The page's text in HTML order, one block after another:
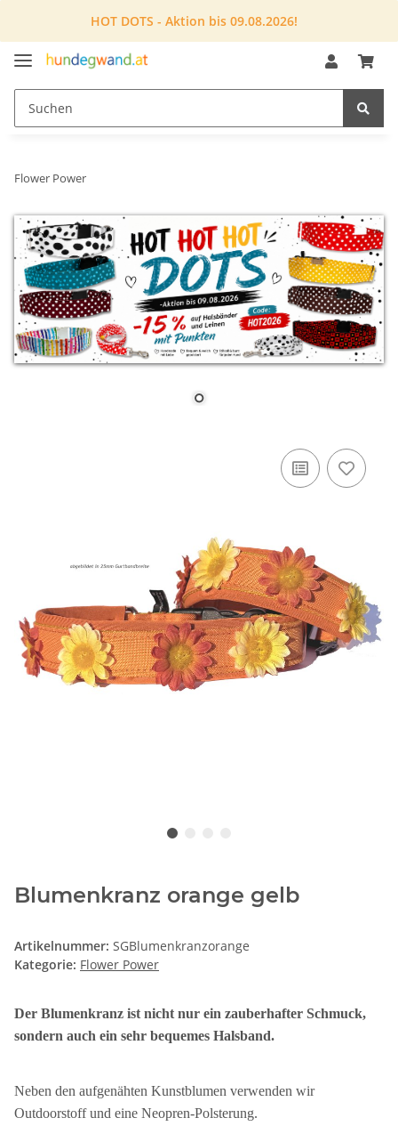
HOT DOTS - Aktion bis 09.08.2026!
Flower Power
Blumenkranz orange gelb
Artikelnummer: SGBlumenkranzorange
Kategorie: Flower Power
Der Blumenkranz ist nicht nur ein zauberhafter Schmuck,
sondern auch ein sehr bequemes Halsband.
Neben den aufgenähten Kunstblumen verwenden wir
Outdoorstoff und eine Neopren-Polsterung.